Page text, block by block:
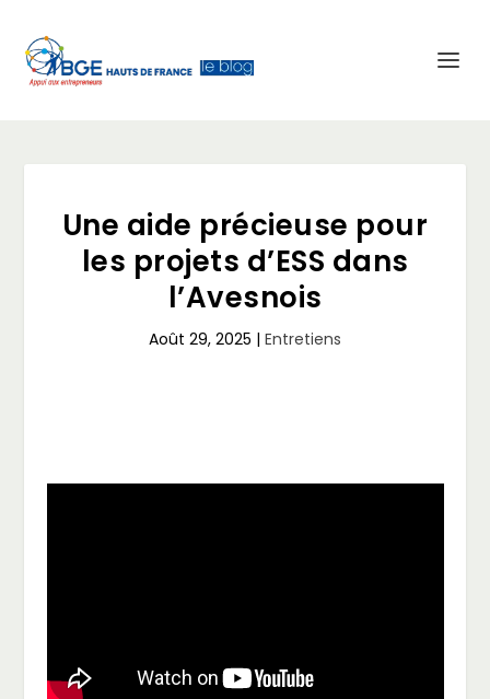
Une aide précieuse pour
les projets d’ESS dans
l’Avesnois
Août 29, 2025 | Entretiens